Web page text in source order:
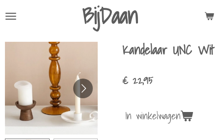
direct
hoofdinhoud
BijDaan
Kandelaar UNC Wit
€ 22,95
In winkelwagen